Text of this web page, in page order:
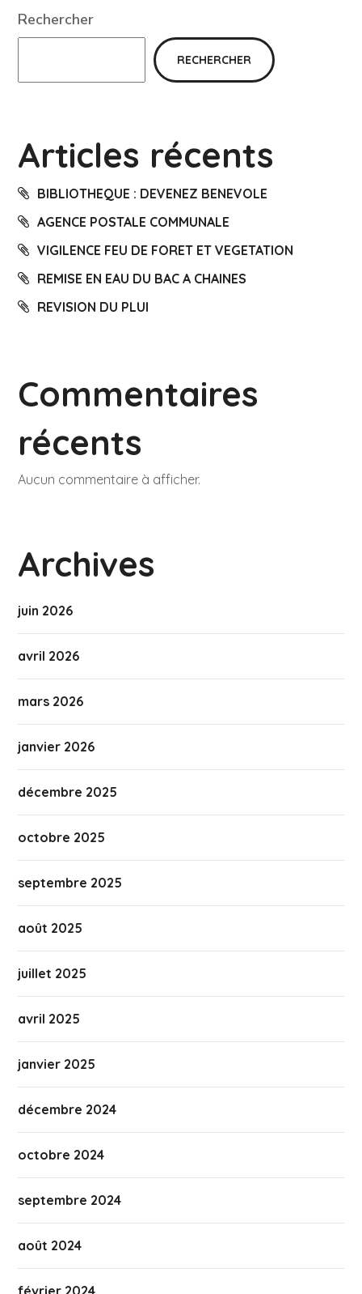
Rechercher
RECHERCHER
Articles récents
BIBLIOTHEQUE : DEVENEZ BENEVOLE
AGENCE POSTALE COMMUNALE
VIGILENCE FEU DE FORET ET VEGETATION
REMISE EN EAU DU BAC A CHAINES
REVISION DU PLUI
Commentaires
récents
Aucun commentaire à afficher.
Archives
juin 2026
avril 2026
mars 2026
janvier 2026
décembre 2025
octobre 2025
septembre 2025
août 2025
juillet 2025
avril 2025
janvier 2025
décembre 2024
octobre 2024
septembre 2024
août 2024